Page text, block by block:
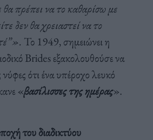
θα πρέπει να το καθαρίσω με
δεν θα χρειαστεί να το
Το 1949, σημειώνει η
Brides εξακολουθούσε να
νύφες ότι ένα υπέροχο λευκό
«βασίλισσες της ημέρας».
του διαδικτύου